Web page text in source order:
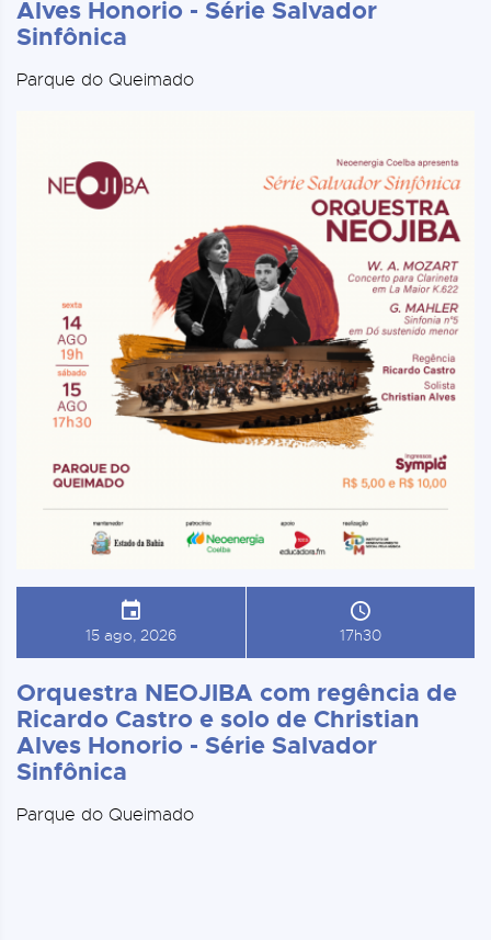
Alves Honorio - Série Salvador
Sinfônica
Parque do Queimado
15 ago, 2026 17h30
Orquestra NEOJIBA com regência de
Ricardo Castro e solo de Christian
Alves Honorio - Série Salvador
Sinfônica
Parque do Queimado